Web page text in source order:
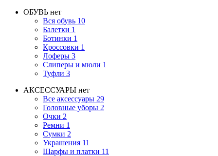
ОБУВЬ нет
Вся обувь 10
Балетки 1
Ботинки 1
Кроссовки 1
Лоферы 3
Слиперы и мюли 1
Туфли 3
АКСЕССУАРЫ нет
Все аксессуары 29
Головные уборы 2
Очки 2
Ремни 1
Сумки 2
Украшения 11
Шарфы и платки 11